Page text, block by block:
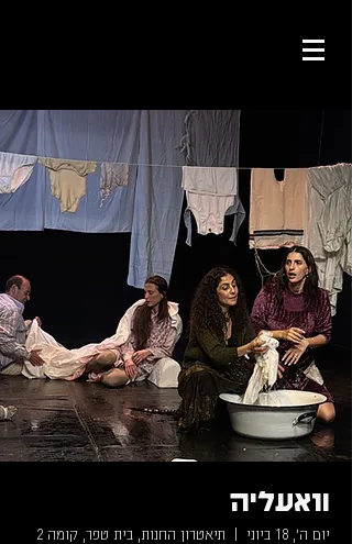
וואעליה
יום ה׳, 18 ביוני
  |
תיאטרון החנות, בית טפר, קומה 2